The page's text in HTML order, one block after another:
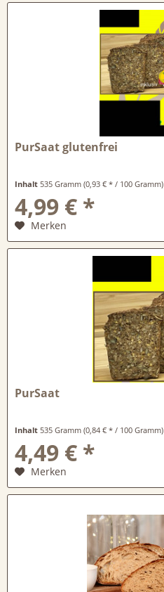
PurSaat glutenfrei
Inhalt535 Gramm(0,93 € * / 100 Gramm)
4,99 € *
Merken
PurSaat
Inhalt535 Gramm(0,84 € * / 100 Gramm)
4,49 € *
Merken